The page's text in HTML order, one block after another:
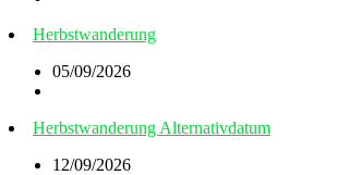
Herbstwanderung
05/09/2026
Herbstwanderung Alternativdatum
12/09/2026